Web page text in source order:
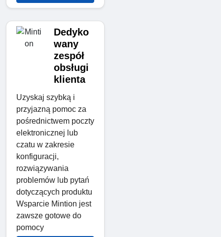
Dedyko
wany
zespół
obsługi
klienta
Uzyskaj szybką i
przyjazną pomoc za
pośrednictwem poczty
elektronicznej lub
czatu w zakresie
konfiguracji,
rozwiązywania
problemów lub pytań
dotyczących produktu
Wsparcie Mintion jest
zawsze gotowe do
pomocy